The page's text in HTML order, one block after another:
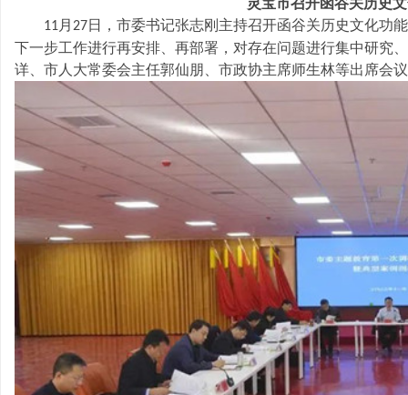
灵宝市召开函谷关历史
11月 27日，市委书记张志刚主持召开函谷关历史文化功
下一步工作进行再安排、再部署，对存在问题进行集中研究
详、市人大常委会主任郭仙朋、市政协主席师生林等出席会